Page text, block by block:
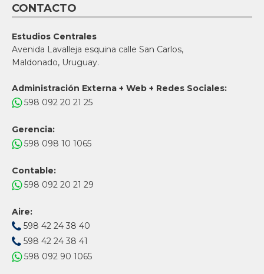
CONTACTO
Estudios Centrales
Avenida Lavalleja esquina calle San Carlos,
Maldonado, Uruguay.
Administración Externa + Web + Redes Sociales:
598 092 20 21 25
Gerencia:
598 098 10 1065
Contable:
598 092 20 21 29
Aire:
598 42 24 38 40
598 42 24 38 41
598 092 90 1065